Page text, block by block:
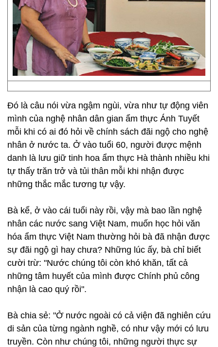
Đó là câu nói vừa ngậm ngùi, vừa như tự động viên
mình của nghệ nhân dân gian ẩm thực Ánh Tuyết
mỗi khi có ai đó hỏi về chính sách đãi ngộ cho nghệ
nhân ở nước ta. Ở vào tuổi 60, người được mệnh
danh là lưu giữ tinh hoa ẩm thực Hà thành nhiều khi
tự thấy trăn trở và tủi thân mỗi khi nhận được
những thắc mắc tương tự vậy.
Bà kể, ở vào cái tuổi này rồi, vậy mà bao lần nghệ
nhân các nước sang Việt Nam, muốn học hỏi văn
hóa ẩm thực Việt Nam thường hỏi bà đã nhận được
sự đãi ngộ gì hay chưa? Những lúc ấy, bà chỉ biết
cười trừ: "Nước chúng tôi còn khó khăn, tất cả
những tâm huyết của mình được Chính phủ công
nhận là cao quý rồi".
Bà chia sẻ: "Ở nước ngoài có cả viện đã nghiên cứu
di sản của từng ngành nghề, có như vậy mới có lưu
truyền. Còn như chúng tôi, những người thực sự